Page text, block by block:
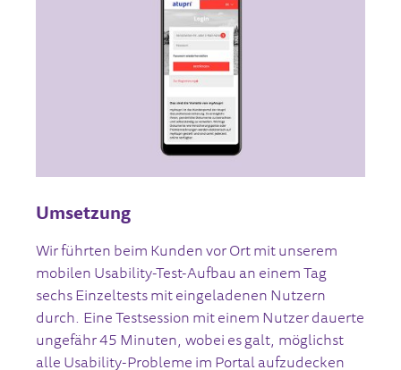
Umsetzung
Wir führten beim Kunden vor Ort mit unserem
mobilen Usability-Test-Aufbau an einem Tag
sechs Einzeltests mit eingeladenen Nutzern
durch. Eine Testsession mit einem Nutzer dauerte
ungefähr 45 Minuten, wobei es galt, möglichst
alle Usability-Probleme im Portal aufzudecken